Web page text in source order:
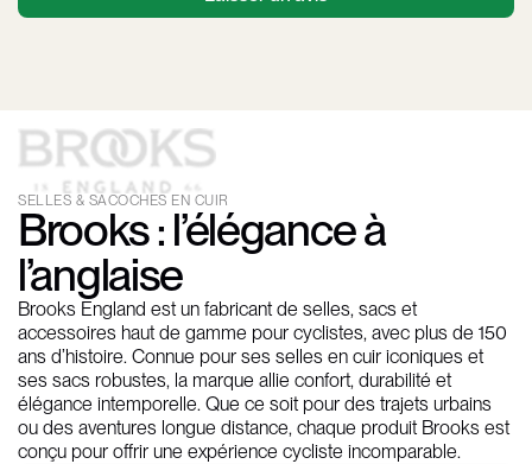
SELLES & SACOCHES EN CUIR
Brooks : l’élégance à
l’anglaise
Brooks England est un fabricant de selles, sacs et
accessoires haut de gamme pour cyclistes, avec plus de 150
ans d’histoire. Connue pour ses selles en cuir iconiques et
ses sacs robustes, la marque allie confort, durabilité et
élégance intemporelle. Que ce soit pour des trajets urbains
ou des aventures longue distance, chaque produit Brooks est
conçu pour offrir une expérience cycliste incomparable.